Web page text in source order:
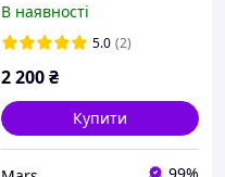
тюбінг для катання на
гірці
В наявності
5.0 (2)
2 200₴
Купити